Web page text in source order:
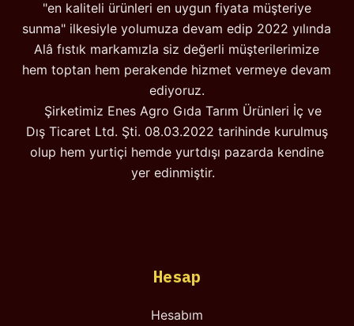
"en kaliteli ürünleri en uygun fiyata müşteriye
sunma" ilkesiyle yolumuza devam edip 2022 yılında
Alâ fıstık markamızla siz değerli müşterilerimize
hem toptan hem perakende hizmet vermeye devam
ediyoruz.
Şirketimiz Enes Agro Gıda Tarım Ürünleri İç ve
Dış Ticaret Ltd. Şti. 08.03.2022 tarihinde kurulmuş
olup hem yurtiçi hemde yurtdışı pazarda kendine
yer edinmiştir.
Hesap
Hesabım